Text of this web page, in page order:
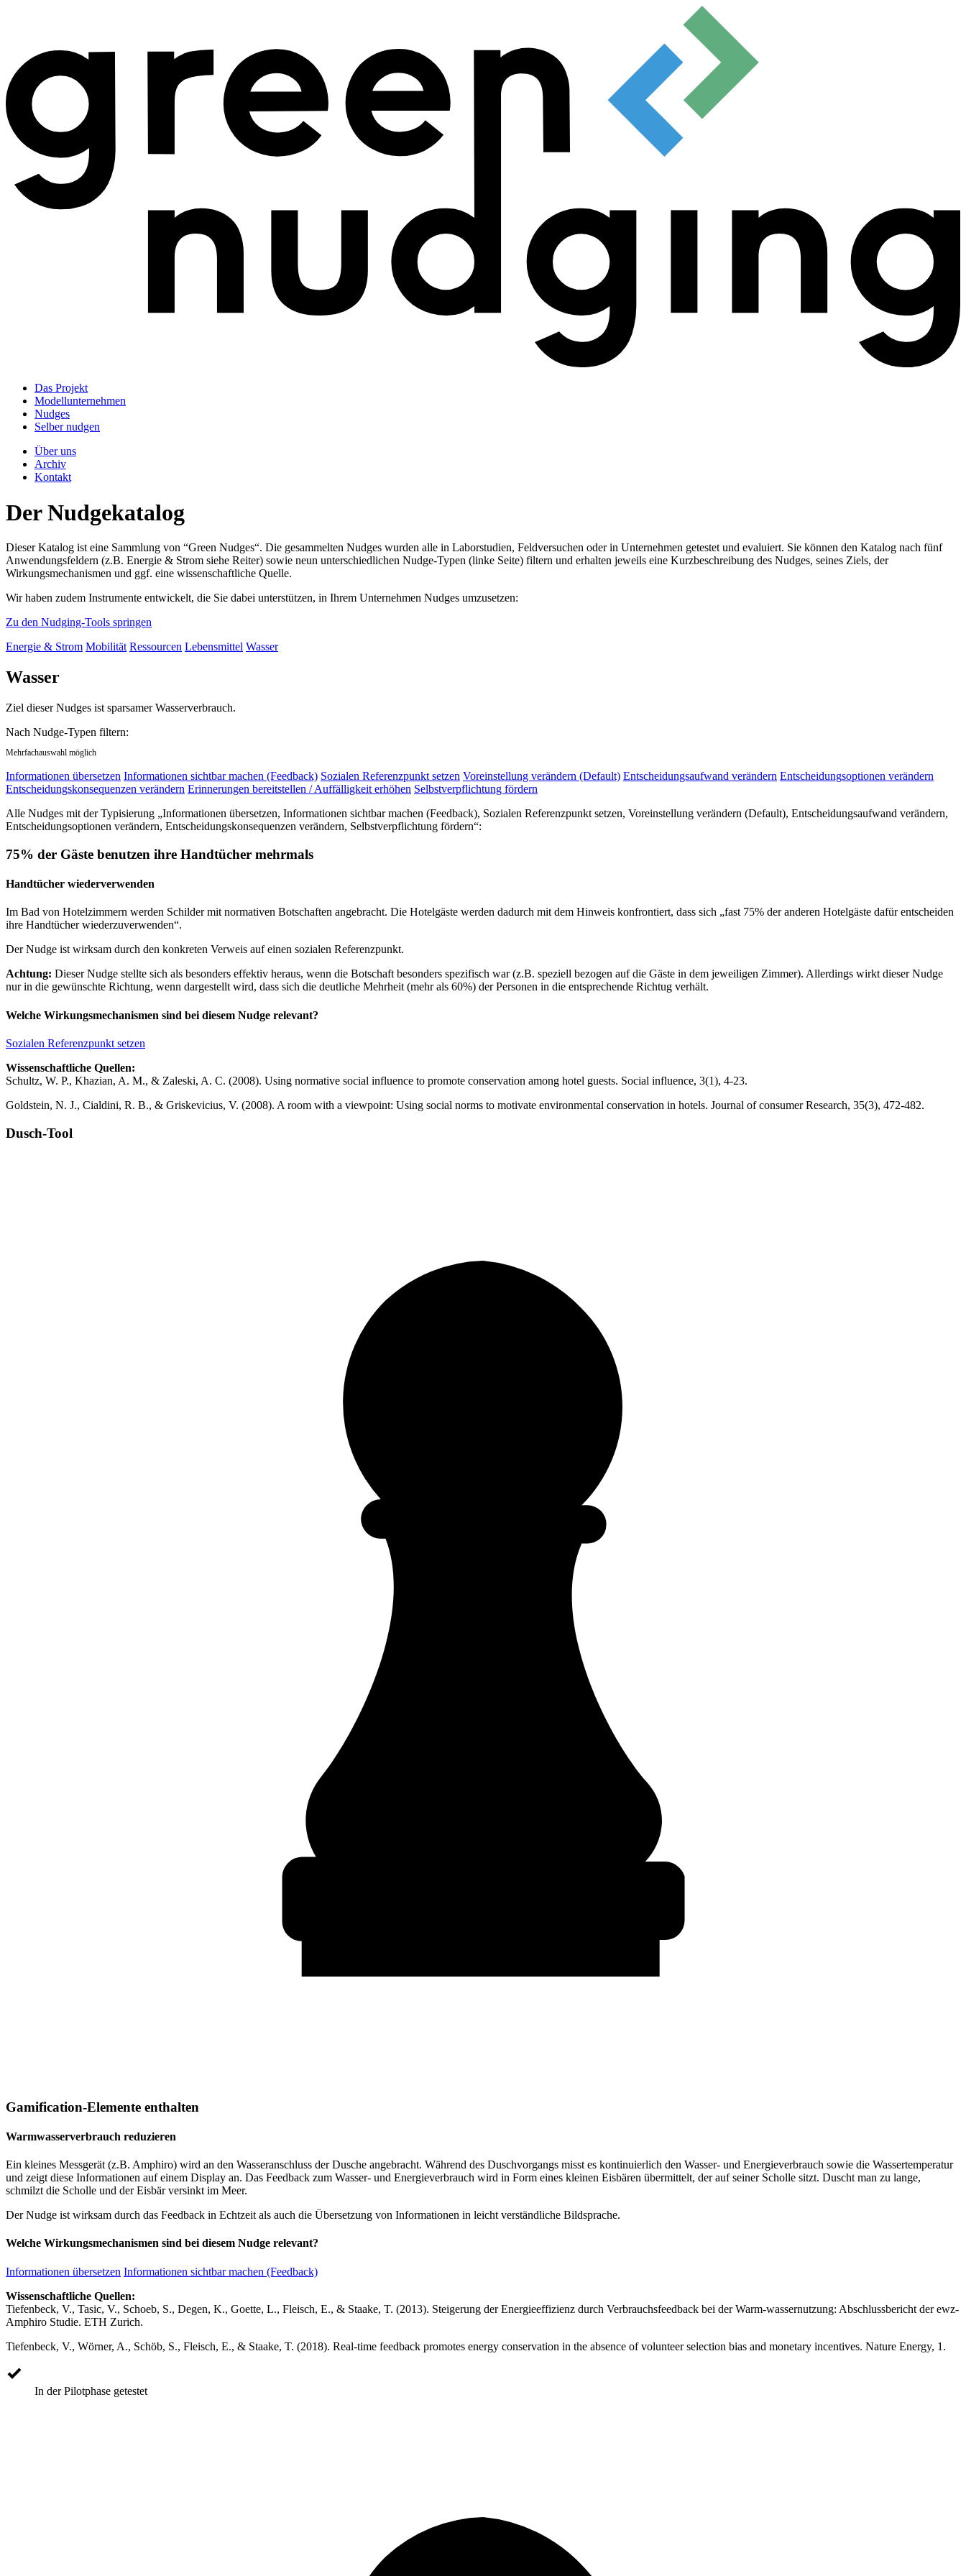
Das Projekt
Modellunternehmen
Nudges
Selber nudgen
Über uns
Archiv
Kontakt
Der Nudgekatalog
Dieser Katalog ist eine Sammlung von “Green Nudges“. Die gesammelten Nudges wurden alle in Laborstudien, Feldversuchen oder in Unternehmen getestet und evaluiert. Sie können den Katalog nach fünf
Anwendungsfeldern (z.B. Energie & Strom siehe Reiter) sowie neun unterschiedlichen Nudge-Typen (linke Seite) filtern und erhalten jeweils eine Kurzbeschreibung des Nudges, seines Ziels, der
Wirkungsmechanismen und ggf. eine wissenschaftliche Quelle.
Wir haben zudem Instrumente entwickelt, die Sie dabei unterstützen, in Ihrem Unternehmen Nudges umzusetzen:
Zu den Nudging-Tools springen
Energie & Strom Mobilität Ressourcen Lebensmittel Wasser
Wasser
Ziel dieser Nudges ist sparsamer Wasserverbrauch.
Nach Nudge-Typen filtern:
Mehrfachauswahl möglich
Informationen übersetzen Informationen sichtbar machen (Feedback) Sozialen Referenzpunkt setzen Voreinstellung verändern (Default) Entscheidungsaufwand verändern Entscheidungsoptionen verändern
Entscheidungskonsequenzen verändern Erinnerungen bereitstellen / Auffälligkeit erhöhen Selbstverpflichtung fördern
Alle Nudges mit der Typisierung „Informationen übersetzen, Informationen sichtbar machen (Feedback), Sozialen Referenzpunkt setzen, Voreinstellung verändern (Default), Entscheidungsaufwand verändern,
Entscheidungsoptionen verändern, Entscheidungskonsequenzen verändern, Selbstverpflichtung fördern“:
75% der Gäste benutzen ihre Handtücher mehrmals
Handtücher wiederverwenden
Im Bad von Hotelzimmern werden Schilder mit normativen Botschaften angebracht. Die Hotelgäste werden dadurch mit dem Hinweis konfrontiert, dass sich „fast 75% der anderen Hotelgäste dafür entscheiden
ihre Handtücher wiederzuverwenden“.
Der Nudge ist wirksam durch den konkreten Verweis auf einen sozialen Referenzpunkt.
Achtung: Dieser Nudge stellte sich als besonders effektiv heraus, wenn die Botschaft besonders spezifisch war (z.B. speziell bezogen auf die Gäste in dem jeweiligen Zimmer). Allerdings wirkt dieser Nudge
nur in die gewünschte Richtung, wenn dargestellt wird, dass sich die deutliche Mehrheit (mehr als 60%) der Personen in die entsprechende Richtug verhält.
Welche Wirkungsmechanismen sind bei diesem Nudge relevant?
Sozialen Referenzpunkt setzen
Wissenschaftliche Quellen:
Schultz, W. P., Khazian, A. M., & Zaleski, A. C. (2008). Using normative social influence to promote conservation among hotel guests. Social influence, 3(1), 4-23.
Goldstein, N. J., Cialdini, R. B., & Griskevicius, V. (2008). A room with a viewpoint: Using social norms to motivate environmental conservation in hotels. Journal of consumer Research, 35(3), 472-482.
Dusch-Tool
Gamification-Elemente enthalten
Warmwasserverbrauch reduzieren
Ein kleines Messgerät (z.B. Amphiro) wird an den Wasseranschluss der Dusche angebracht. Während des Duschvorgangs misst es kontinuierlich den Wasser- und Energieverbrauch sowie die Wassertemperatur
und zeigt diese Informationen auf einem Display an. Das Feedback zum Wasser- und Energieverbrauch wird in Form eines kleinen Eisbären übermittelt, der auf seiner Scholle sitzt. Duscht man zu lange,
schmilzt die Scholle und der Eisbär versinkt im Meer.
Der Nudge ist wirksam durch das Feedback in Echtzeit als auch die Übersetzung von Informationen in leicht verständliche Bildsprache.
Welche Wirkungsmechanismen sind bei diesem Nudge relevant?
Informationen übersetzen Informationen sichtbar machen (Feedback)
Wissenschaftliche Quellen:
Tiefenbeck, V., Tasic, V., Schoeb, S., Degen, K., Goette, L., Fleisch, E., & Staake, T. (2013). Steigerung der Energieeffizienz durch Verbrauchsfeedback bei der Warm-wassernutzung: Abschlussbericht der ewz-
Amphiro Studie. ETH Zurich.
Tiefenbeck, V., Wörner, A., Schöb, S., Fleisch, E., & Staake, T. (2018). Real-time feedback promotes energy conservation in the absence of volunteer selection bias and monetary incentives. Nature Energy, 1.
In der Pilotphase getestet